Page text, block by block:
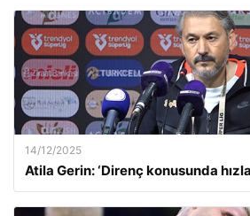
14/12/2025
Atila Gerin: ‘Direnç konusunda